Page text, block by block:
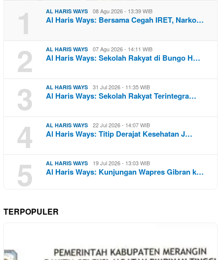
1 AL HARIS WAYS 08 Agu 2026 - 13:39 WIB
Al Haris Ways: Bersama Cegah IRET, Narko…
2 AL HARIS WAYS 07 Agu 2026 - 14:11 WIB
Al Haris Ways: Sekolah Rakyat di Bungo H…
3 AL HARIS WAYS 31 Jul 2026 - 11:35 WIB
Al Haris Ways: Sekolah Rakyat Terintegra…
4 AL HARIS WAYS 22 Jul 2026 - 14:07 WIB
Al Haris Ways: Titip Derajat Kesehatan J…
5 AL HARIS WAYS 19 Jul 2026 - 13:03 WIB
Al Haris Ways: Kunjungan Wapres Gibran k…
TERPOPULER